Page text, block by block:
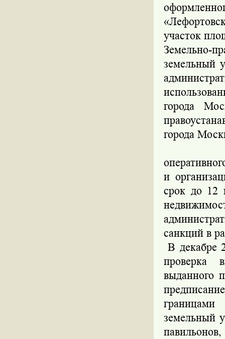
участок
Земельно-
земельный
города
города
и
срок до 12
санкций в
В декабре
проверка
выданного
земельный